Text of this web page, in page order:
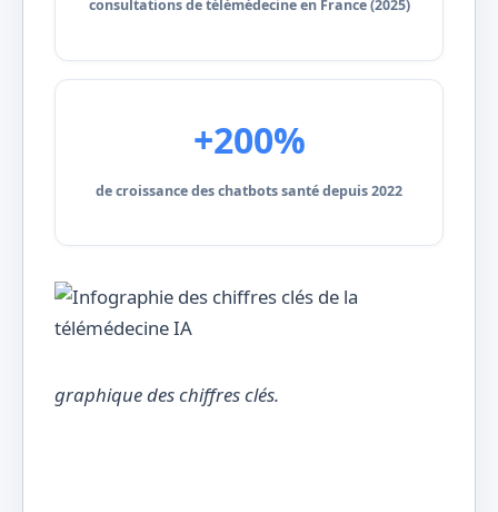
consultations de télémédecine en France (2025)
+200%
de croissance des chatbots santé depuis 2022
graphique des chiffres clés.